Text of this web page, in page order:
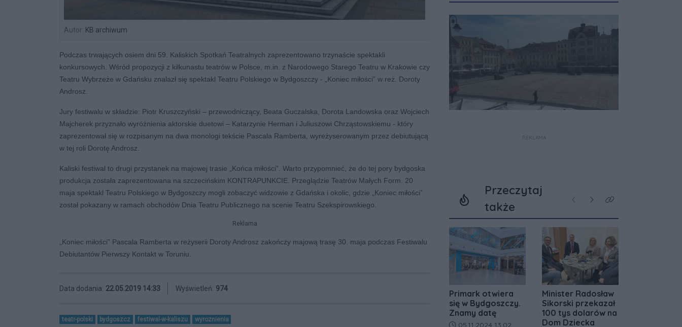
Autor: KB archiwum
Podczas trwających osiem dni 59. Kaliskich Spotkań Teatralnych zaprezentowano trzynaście spektakli
konkursowych. Wśród propozycji z kilkunastu teatrów w Polsce, m.in. z Narodowego Starego Teatru w Krakowie czy
Teatru Wybrzeże w Gdańsku znalazł się spektakl Teatru Polskiego w Bydgoszczy - „Koniec miłości” w reż. Doroty
Androsz.
Jury festiwalu w składzie: Piotr Kruszczyński – przewodniczący, Beata Guczalska, Dorota Landowska oraz Wojciech
Majcherek przyznało wyróżnienia aktorskie duetowi – Katarzynie Herman i Juliuszowi Chrząstowskiemu - który
zaprezentował się w rozpisanym na dwa monologi tekście Pascala Ramberta, wyreżyserowanym przez debiutującą
w tej roli Dorotę Androsz.
Kaliski festiwal to drugi przystanek na majowej trasie „Końca miłości”. Warto przypomnieć, że do tej pory bydgoska
produkcja została zaprezentowana na szczecińskim KONTRAPUNKCIE. Przeglądzie Teatrów Małych Form. 20
maja spektakl Teatru Polskiego w Bydgoszczy mogli zobaczyć widzowie z Gdańska i okolic, gdzie „Koniec miłości”
został pokazany w ramach obchodów Dnia Teatru Publicznego na scenie Teatru Szekspirowskiego.
Reklama
„Koniec miłości” Pascala Ramberta w reżyserii Doroty Androsz zakończy majową trasę 30. maja podczas Festiwalu
Debiutantów Pierwszy Kontakt w Toruniu.
Data dodania: 22.05.2019 14:33 Wyświetleń: 974
teatr-polski bydgoszcz festiwal-w-kaliszu wyroznienia
REKLAMA
Przeczytaj
także
Poprzednie
NastępneKliknij aby zobaczyć
Primark otwiera
się w Bydgoszczy.
Znamy datę
Data dodania artykułu:
05.11.2024 13:02
Minister Radosław
Sikorski przekazał
100 tys dolarów na
Dom Dziecka